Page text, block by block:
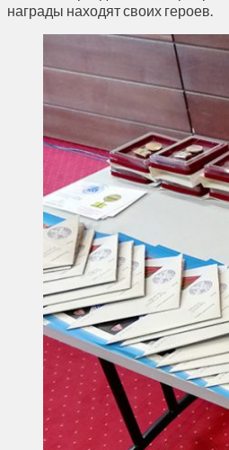
награды находят своих героев.